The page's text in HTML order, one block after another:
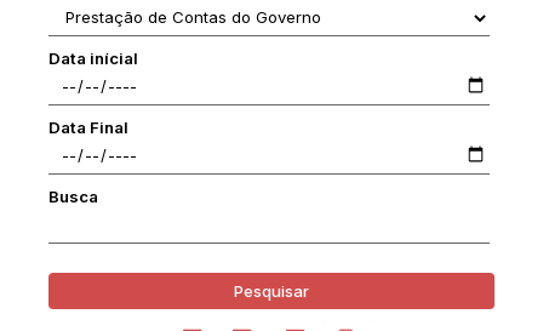
Data inícial
Data Final
Busca
Pesquisar